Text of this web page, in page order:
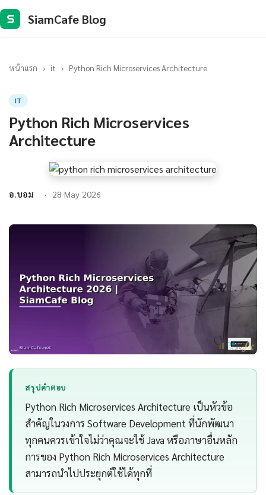
S SiamCafe Blog
หน้าแรก › it › Python Rich Microservices Architecture
IT
Python Rich Microservices
Architecture
อ.บอม 28 May 2026
สรุปคำตอบ
Python Rich Microservices Architecture เป็นหัวข้อ
สำคัญในวงการ Software Development ที่นักพัฒนา
ทุกคนควรเข้าใจไม่ว่าคุณจะใช้ Java หรือภาษาอื่นหลัก
การของ Python Rich Microservices Architecture
สามารถนำไปประยุกต์ใช้ได้ทุกที่